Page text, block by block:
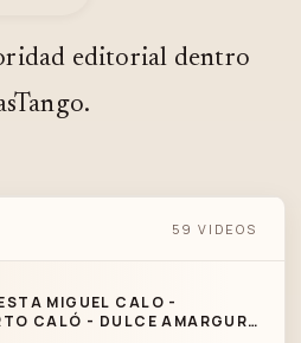
editorial dentro
AMARGURA - TANGO
59 VIDEOS
MIGUEL CALO -
CALÓ - DULCE AMARGURA